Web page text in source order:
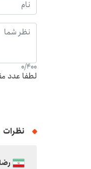
0/400
لطفا عدد
نظرات